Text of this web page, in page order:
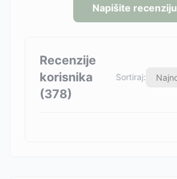
Napišite recenziju
Recenzije
korisnika
(378)
Sortiraj: